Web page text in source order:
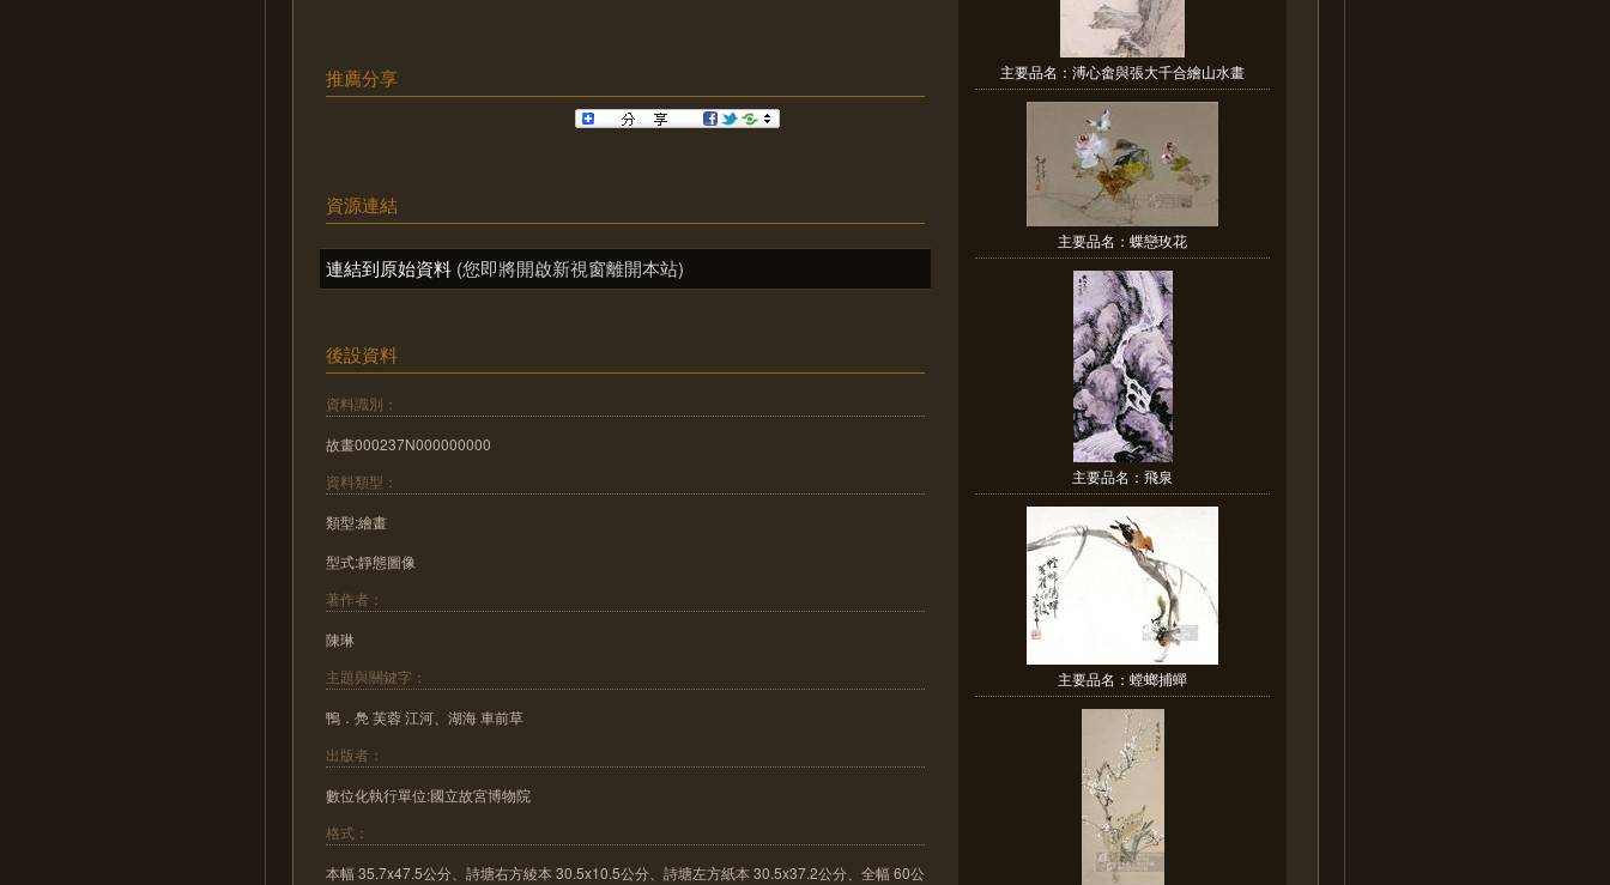
推薦分享
資源連結
連結到原始資料 (您即將開啟新視窗離開本站)
後設資料
資料識別：
故畫000237N000000000
資料類型：
類型:繪畫
型式:靜態圖像
著作者：
陳琳
主題與關鍵字：
鴨．鳧 芙蓉 江河、湖海 車前草
出版者：
數位化執行單位:國立故宮博物院
格式：
本幅 35.7x47.5公分、詩塘右方綾本 30.5x10.5公分、詩塘左方紙本 30.5x37.2公分、全幅 60公
主要品名：溥心畬與張大千合繪山水畫
主要品名：蝶戀玫花
主要品名：飛泉
主要品名：螳螂捕蟬